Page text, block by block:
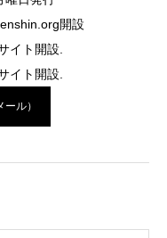
開設
イト開設.
イト開設.
ル）